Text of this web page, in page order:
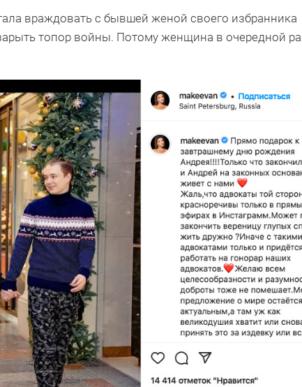
враждовать с бывшей женой своего избранника
топор войны. Потому женщина в очередной